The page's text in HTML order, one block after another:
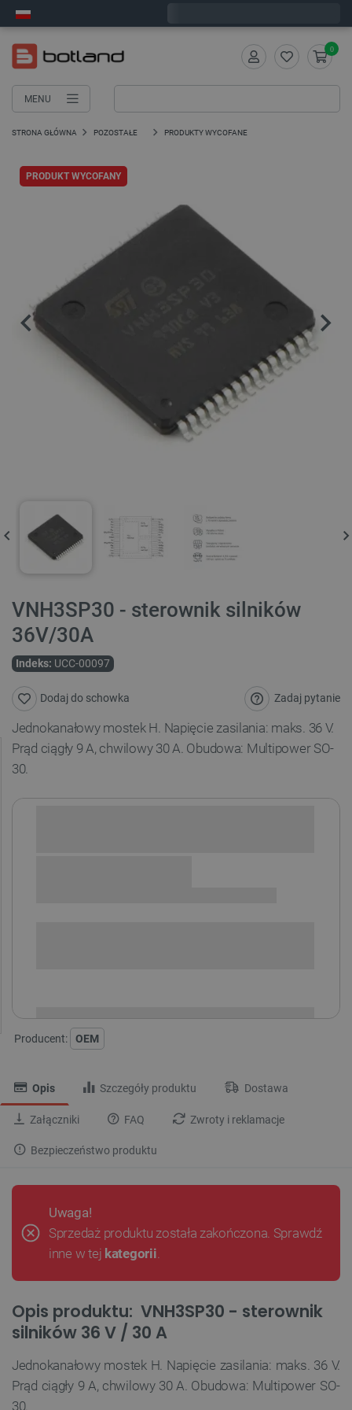
MENU
0
STRONA GŁÓWNA POZOSTAŁE PRODUKTY WYCOFANE
PRODUKT WYCOFANY
VNH3SP30 - sterownik silników
36V/30A
Indeks: UCC-00097
Zadaj pytanie
Dodaj do schowka
Jednokanałowy mostek H. Napięcie zasilania: maks. 36 V.
Prąd ciągły 9 A, chwilowy 30 A. Obudowa: Multipower SO-
30.
Producent: OEM
Opis Szczegóły produktu Dostawa
Załączniki FAQ Zwroty i reklamacje
Bezpieczeństwo produktu
Uwaga!
Sprzedaż produktu została zakończona. Sprawdź
inne w tej kategorii.
Opis produktu: VNH3SP30 - sterownik
silników 36 V / 30 A
Jednokanałowy mostek H. Napięcie zasilania: maks. 36 V.
Prąd ciągły 9 A, chwilowy 30 A. Obudowa: Multipower SO-
30.